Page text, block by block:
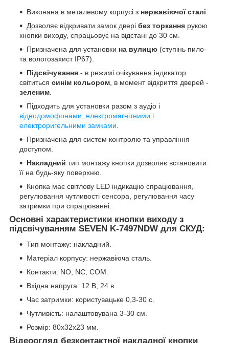
Виконана в металевому корпусі з нержавіючої сталі.
Дозволяє відкривати замок двері без торкання рукою
кнопки виходу, спрацьовує на відстані до 30 см.
Призначена для установки на вулицю (ступінь пило-
та вологозахист IP67).
Підсвічування - в режимі очікування індикатор
світиться синім кольором, в момент відкриття дверей -
зеленим.
Підходить для установки разом з аудіо і
відеодомофонами, електромагнітними і
електроригельними замками.
Призначена для систем контролю та управління
доступом.
Накладний тип монтажу кнопки дозволяє встановити
її на будь-яку поверхню.
Кнопка має світлову LED індикацію спрацювання,
регулювання чутливості сенсора, регулювання часу
затримки при спрацюванні.
Основні характеристики кнопки виходу з
підсвічуванням SEVEN K-7497NDW для СКУД:
Тип монтажу: накладний.
Матеріал корпусу: нержавіюча сталь.
Контакти: NO, NC, COM.
Вхідна напруга: 12 В, 24 в
Час затримки: користувацьке 0,3-30 с.
Чутливість: налаштовувана 3-30 см.
Розмір: 80х32х23 мм.
Відеоогляд безконтактної накладної кнопки